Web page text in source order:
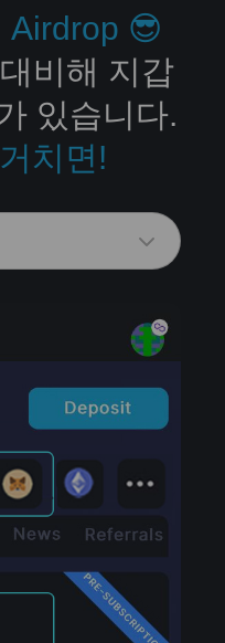
Airdrop 😎
비해 지갑
있습니다.
치면!